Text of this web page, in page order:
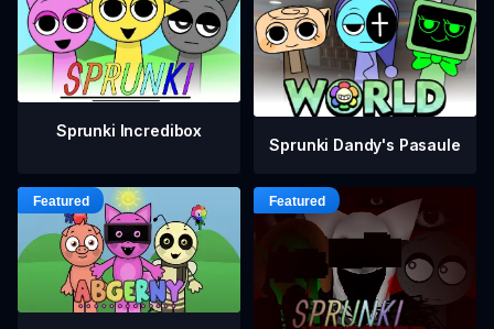
Sprunki Incredibox
Sprunki Dandy's Pasaule